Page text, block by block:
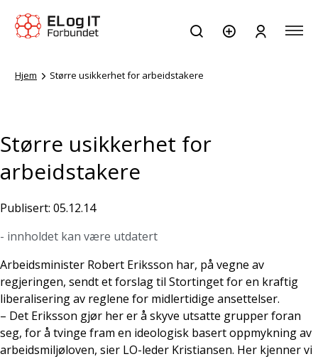
Hjem Større usikkerhet for arbeidstakere
Større usikkerhet for
arbeidstakere
Publisert: 05.12.14
- innholdet kan være utdatert
Arbeidsminister Robert Eriksson har, på vegne av
regjeringen, sendt et forslag til Stortinget for en kraftig
liberalisering av reglene for midlertidige ansettelser.
– Det Eriksson gjør her er å skyve utsatte grupper foran
seg, for å tvinge fram en ideologisk basert oppmykning av
arbeidsmiljøloven, sier LO-leder Kristiansen. Her kjenner vi